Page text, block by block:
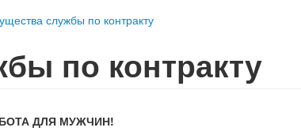
службы по контракту
по контракту
ДЛЯ МУЖЧИН!